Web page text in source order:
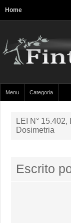
Home
Menu Categoria
LEI N°
Dosimetria
Escrito